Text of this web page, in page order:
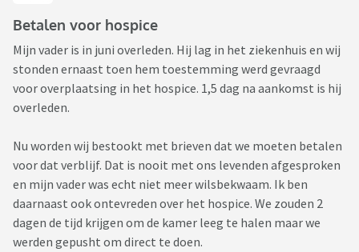
Betalen voor hospice
Mijn vader is in juni overleden. Hij lag in het ziekenhuis en wij
stonden ernaast toen hem toestemming werd gevraagd
voor overplaatsing in het hospice. 1,5 dag na aankomst is hij
overleden.
Nu worden wij bestookt met brieven dat we moeten betalen
voor dat verblijf. Dat is nooit met ons levenden afgesproken
en mijn vader was echt niet meer wilsbekwaam. Ik ben
daarnaast ook ontevreden over het hospice. We zouden 2
dagen de tijd krijgen om de kamer leeg te halen maar we
werden gepusht om direct te doen.